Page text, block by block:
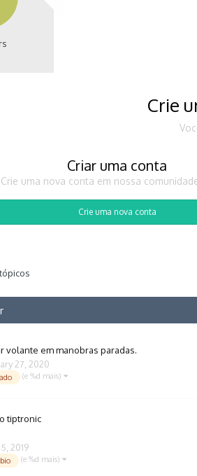
Crie
Criar uma conta
Crie uma nova conta em nossa
Crie uma nova conta
volante em manobras paradas.
27, 2020
(e %d mais)
tiptronic
2019
(e %d mais)